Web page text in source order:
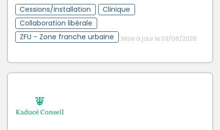
Cessions/installation
Clinique
Collaboration libérale
ZFU - Zone franche urbaine
Mise à jour le 03/08/2026